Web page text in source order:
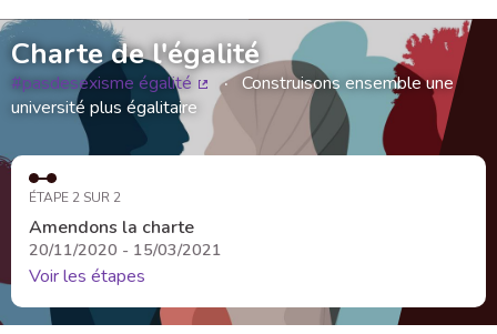
Charte de l'égalité
#pasdesexisme égalité
(Lien externe)
Construisons ensemble une
université plus égalitaire
ÉTAPE 2 SUR 2
Amendons la charte
20/11/2020 - 15/03/2021
Voir les étapes